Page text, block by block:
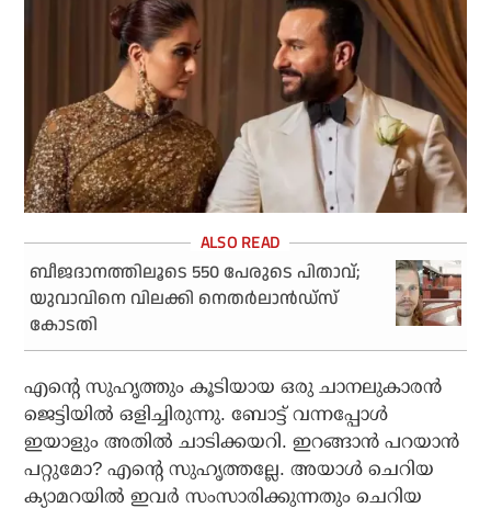
ബീജദാനത്തിലൂടെ 550 പേരുടെ പിതാവ്;
യുവാവിനെ വിലക്കി നെതര്‍ലാന്‍ഡ്‌സ്
കോടതി
എന്റെ സുഹൃത്തും കൂടിയായ ഒരു ചാനലുകാരന്‍
ജെട്ടിയില്‍ ഒളിച്ചിരുന്നു. ബോട്ട് വന്നപ്പോള്‍
ഇയാളും അതില്‍ ചാടിക്കയറി. ഇറങ്ങാന്‍ പറയാന്‍
പറ്റുമോ? എന്റെ സുഹൃത്തല്ലേ. അയാള്‍ ചെറിയ
ക്യാമറയില്‍ ഇവര്‍ സംസാരിക്കുന്നതും ചെറിയ